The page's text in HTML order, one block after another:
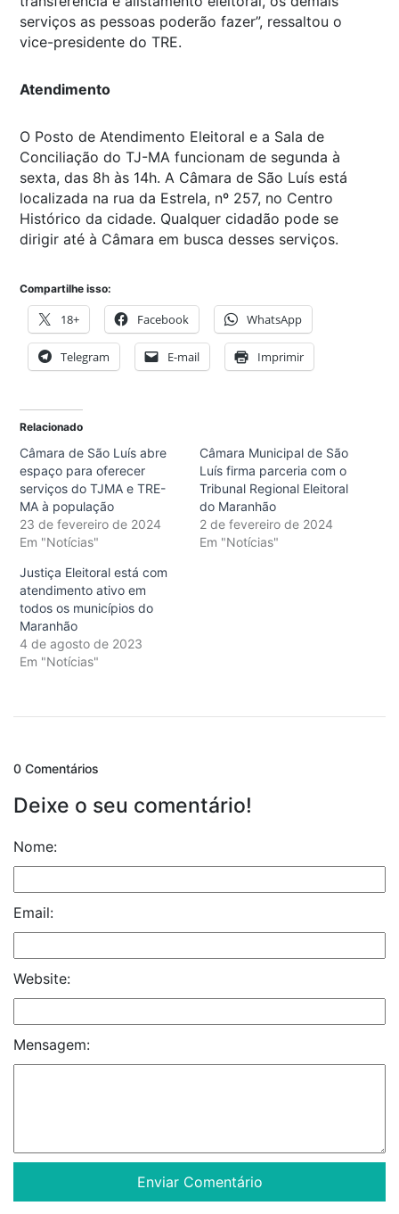
serviços as pessoas poderão fazer”, ressaltou o
vice-presidente do TRE.
Atendimento
O Posto de Atendimento Eleitoral e a Sala de
Conciliação do TJ-MA funcionam de segunda à
sexta, das 8h às 14h. A Câmara de São Luís está
localizada na rua da Estrela, nº 257, no Centro
Histórico da cidade. Qualquer cidadão pode se
dirigir até à Câmara em busca desses serviços.
Compartilhe isso:
18+ Facebook WhatsApp
Telegram E-mail Imprimir
Relacionado
Câmara de São Luís abre
espaço para oferecer
serviços do TJMA e TRE-
MA à população
23 de fevereiro de 2024
Em "Notícias"
Câmara Municipal de São
Luís firma parceria com o
Tribunal Regional Eleitoral
do Maranhão
2 de fevereiro de 2024
Em "Notícias"
Justiça Eleitoral está com
atendimento ativo em
todos os municípios do
Maranhão
4 de agosto de 2023
Em "Notícias"
0 Comentários
Deixe o seu comentário!
Nome:
Email:
Website:
Mensagem: